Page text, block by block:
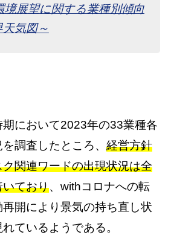
境展望に関する業種別傾向
気図～
において2023年の33業種各
調査したところ、 経営方針
関連ワードの出現状況は全
ており、withコロナへの転
開により景気の持ち直し状
ているようである。